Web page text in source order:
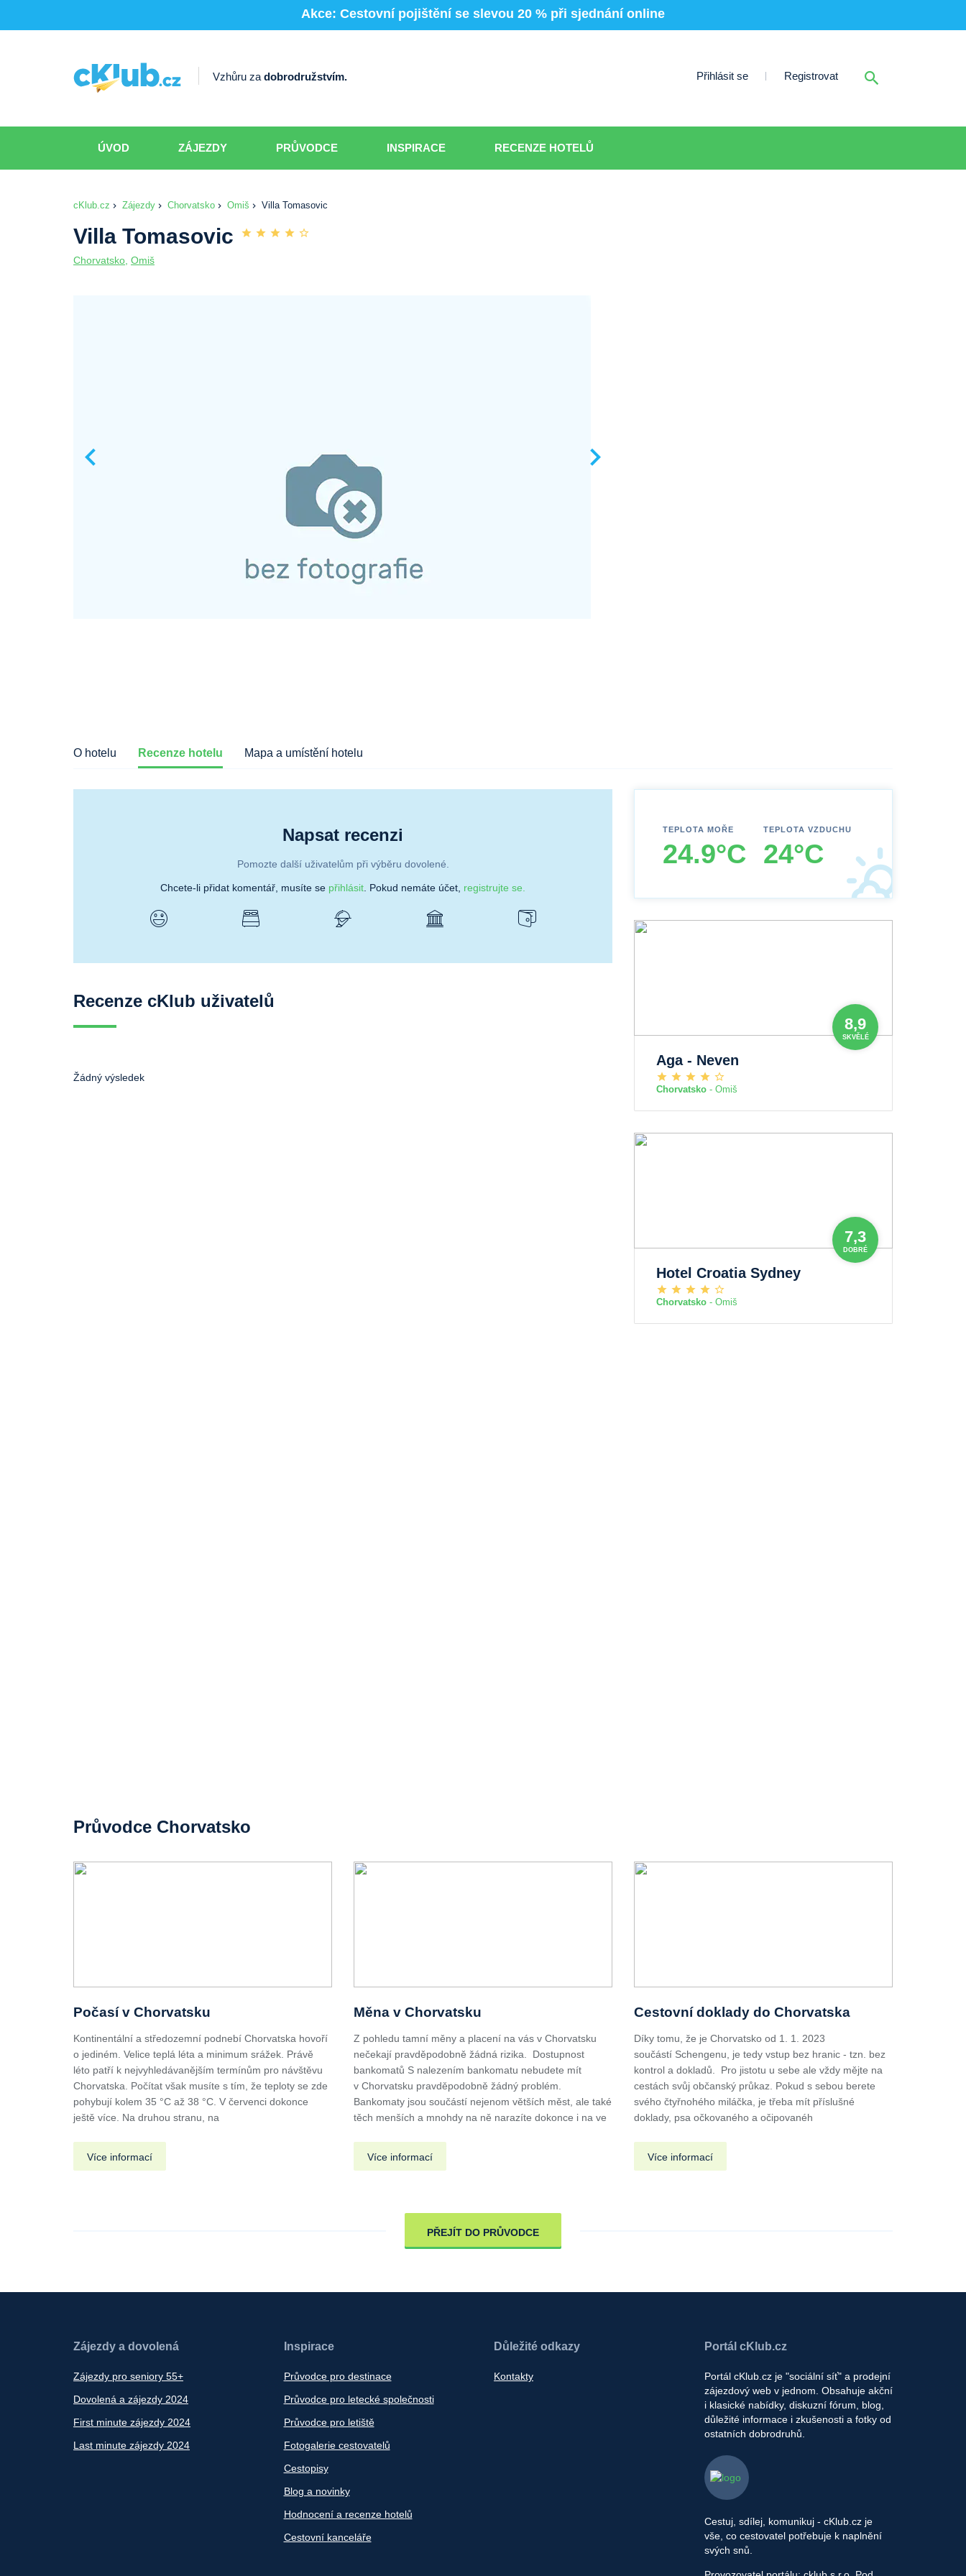
Akce: Cestovní pojištění se slevou 20 % při sjednání online
Vzhůru zadobrodružstvím. Přihlásit se Registrovat
ÚVOD ZÁJEZDY PRŮVODCE INSPIRACE RECENZE HOTELŮ
cKlub.cz Zájezdy Chorvatsko Omiš Villa Tomasovic
Villa Tomasovic
Chorvatsko Omiš
O hotelu Recenze hotelu Mapa a umístění hotelu
Napsat recenzi
Pomozte další uživatelům při výběru dovolené.
Chcete-li přidat komentář, musíte se přihlásit . Pokud nemáte účet, registrujte se.
Recenze cKlub uživatelů
Žádný výsledek
TEPLOTA MOŘE
24.9°C
TEPLOTA VZDUCHU
24°C
8,9
SKVĚLÉ
Aga - Neven
Chorvatsko - Omiš
7,3
DOBRÉ
Hotel Croatia Sydney
Chorvatsko - Omiš
Průvodce Chorvatsko
Počasí v Chorvatsku
Kontinentální a středozemní podnebí Chorvatska hovoří
o jediném. Velice teplá léta a minimum srážek. Právě
léto patří k nejvyhledávanějším termínům pro návštěvu
Chorvatska. Počítat však musíte s tím, že teploty se zde
pohybují kolem 35 °C až 38 °C. V červenci dokonce
ještě více. Na druhou stranu, na
Více informací
Měna v Chorvatsku
Z pohledu tamní měny a placení na vás v Chorvatsku
nečekají pravděpodobně žádná rizika. Dostupnost
bankomatů S nalezením bankomatu nebudete mít
v Chorvatsku pravděpodobně žádný problém.
Bankomaty jsou součástí nejenom větších měst, ale také
těch menších a mnohdy na ně narazíte dokonce i na ve
Více informací
Cestovní doklady do Chorvatska
Díky tomu, že je Chorvatsko od 1. 1. 2023
součástí Schengenu, je tedy vstup bez hranic - tzn. bez
kontrol a dokladů. Pro jistotu u sebe ale vždy mějte na
cestách svůj občanský průkaz. Pokud s sebou berete
svého čtyřnohého miláčka, je třeba mít příslušné
doklady, psa očkovaného a očipovanéh
Více informací
PŘEJÍT DO PRŮVODCE
Zájezdy a dovolená
Zájezdy pro seniory 55+
Dovolená a zájezdy 2024
First minute zájezdy 2024
Last minute zájezdy 2024
Inspirace
Průvodce pro destinace
Průvodce pro letecké společnosti
Průvodce pro letiště
Fotogalerie cestovatelů
Cestopisy
Blog a novinky
Hodnocení a recenze hotelů
Cestovní kanceláře
Důležité odkazy
Kontakty
Portál cKlub.cz
Portál cKlub.cz je "sociální síť" a prodejní
zájezdový web v jednom. Obsahuje akční
i klasické nabídky, diskuzní fórum, blog,
důležité informace i zkušenosti a fotky od
ostatních dobrodruhů.
Cestuj, sdílej, komunikuj - cKlub.cz je
vše, co cestovatel potřebuje k naplnění
svých snů.